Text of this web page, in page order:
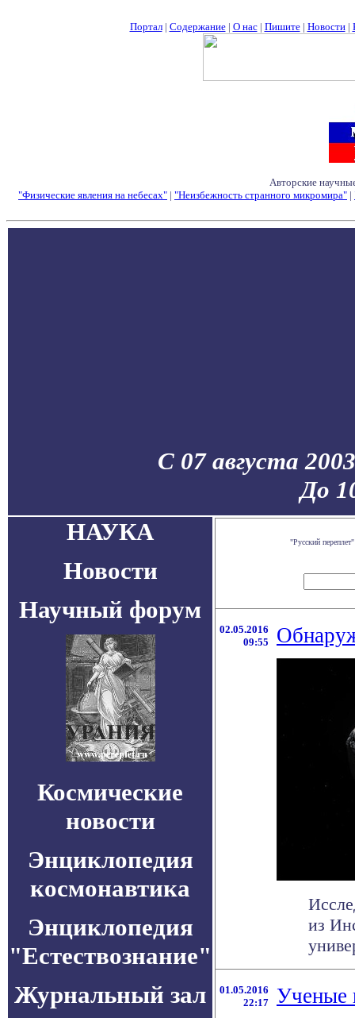
Портал| Содержание| О нас| Пишите| Новости|
Авторские
"Физические явления на небесах" | "Неизбежность странного микромира" |
С 07 августа
До
НАУКА
Новости
Научный форум
Космические
новости
Энциклопедия
космонавтика
Энциклопедия
"Естествознание"
Журнальный зал
"Русский
02.05.2016
09:55
из
01.05.2016
22:17
Ученые